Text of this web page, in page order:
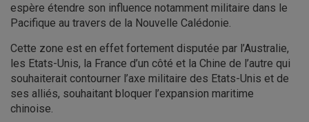
espère étendre son influence notamment militaire dans le
Pacifique au travers de la Nouvelle Calédonie.
Cette zone est en effet fortement disputée par l’Australie,
les Etats-Unis, la France d’un côté et la Chine de l’autre qui
souhaiterait contourner l’axe militaire des Etats-Unis et de
ses alliés, souhaitant bloquer l’expansion maritime
chinoise.